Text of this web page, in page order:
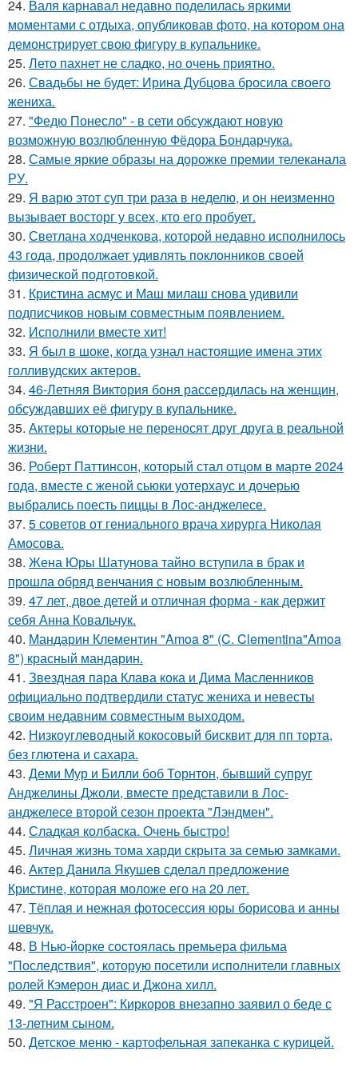
24. Валя карнавал недавно поделилась яркими
моментами с отдыха, опубликовав фото, на котором она
демонстрирует свою фигуру в купальнике.
25. Лето пахнет не сладко, но очень приятно.
26. Свадьбы не будет: Ирина Дубцова бросила своего
жениха.
27. "Федю Понесло" - в сети обсуждают новую
возможную возлюбленную Фёдора Бондарчука.
28. Самые яркие образы на дорожке премии телеканала
РУ.
29. Я варю этот суп три раза в неделю, и он неизменно
вызывает восторг у всех, кто его пробует.
30. Светлана ходченкова, которой недавно исполнилось
43 года, продолжает удивлять поклонников своей
физической подготовкой.
31. Кристина асмус и Маш милаш снова удивили
подписчиков новым совместным появлением.
32. Исполнили вместе хит!
33. Я был в шоке, когда узнал настоящие имена этих
голливудских актеров.
34. 46-Летняя Виктория боня рассердилась на женщин,
обсуждавших её фигуру в купальнике.
35. Актеры которые не переносят друг друга в реальной
жизни.
36. Роберт Паттинсон, который стал отцом в марте 2024
года, вместе с женой сьюки уотерхаус и дочерью
выбрались поесть пиццы в Лос-анджелесе.
37. 5 советов от гениального врача хирурга Николая
Амосова.
38. Жена Юры Шатунова тайно вступила в брак и
прошла обряд венчания с новым возлюбленным.
39. 47 лет, двое детей и отличная форма - как держит
себя Анна Ковальчук.
40. Мандарин Клементин "Amoa 8" (C. Clementina"Amoa
8") красный мандарин.
41. Звездная пара Клава кока и Дима Масленников
официально подтвердили статус жениха и невесты
своим недавним совместным выходом.
42. Низкоуглеводный кокосовый бисквит для пп торта,
без глютена и сахара.
43. Деми Мур и Билли боб Торнтон, бывший супруг
Анджелины Джоли, вместе представили в Лос-
анджелесе второй сезон проекта "Лэндмен".
44. Сладкая колбаска. Очень быстро!
45. Личная жизнь тома харди скрыта за семью замками.
46. Актер Данила Якушев сделал предложение
Кристине, которая моложе его на 20 лет.
47. Тёплая и нежная фотосессия юры борисова и анны
шевчук.
48. В Нью-йорке состоялась премьера фильма
"Последствия", которую посетили исполнители главных
ролей Кэмерон диас и Джона хилл.
49. "Я Расстроен": Киркоров внезапно заявил о беде с
13-летним сыном.
50. Детское меню - картофельная запеканка с курицей.